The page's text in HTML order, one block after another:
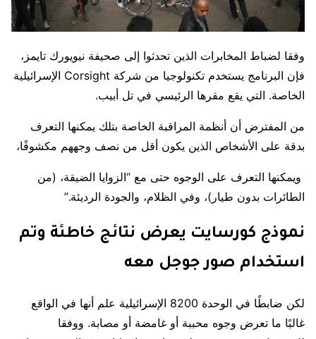
وفقا لضباط المخابرات الذين تحدثوا إلى صحيفة نيويورك تايمز،
فإن البرنامج يستخدم تكنولوجيا من شركة Corsight الإسرائيلية
الخاصة. التي يقع مقرها الرئيسي في تل أبيب.
من المفترض أن أنظمة المراقبة الخاصة بتلك يمكنها التعرف
بدقة على الأشخاص الذين يكون أقل من نصف وجههم مكشوفًا،
ويمكنها التعرف على الوجوه حتى مع “الزوايا الضيقة، (من
الطائرات بدون طيار)، وفي الظلام، والجودة الرديئة.”
نموذج كورسايت يعرض نتائج خاطئة وتم
استخدام صور جوجل معه
لكن ضابطًا في الوحدة 8200 الإسرائيلية علم أنها في الواقع
غالبًا ما تعرض وجوه محببة أو غامضة أو مصابة. ووفقا